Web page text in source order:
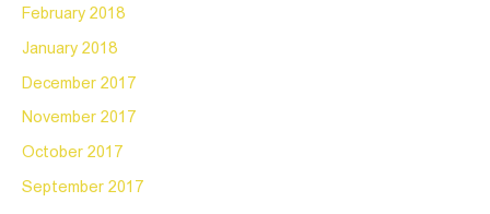
February 2018
January 2018
December 2017
November 2017
October 2017
September 2017